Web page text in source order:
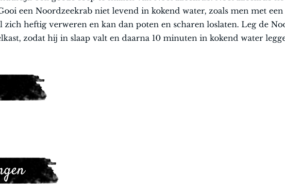
een Noordzeekrab niet levend in kokend water, zoals men met
zich heftig verweren en kan dan poten en scharen loslaten. Leg de
zodat hij in slaap valt en daarna 10 minuten in kokend water